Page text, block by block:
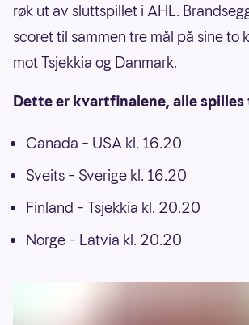
røk ut av sluttspillet i AHL.
scoret til sammen tre mål på sine to
mot Tsjekkia og Danmark.
Dette er kvartfinalene, alle spilles
Canada – USA kl. 16.20
Sveits – Sverige kl. 16.20
Finland – Tsjekkia kl. 20.20
Norge – Latvia kl. 20.20